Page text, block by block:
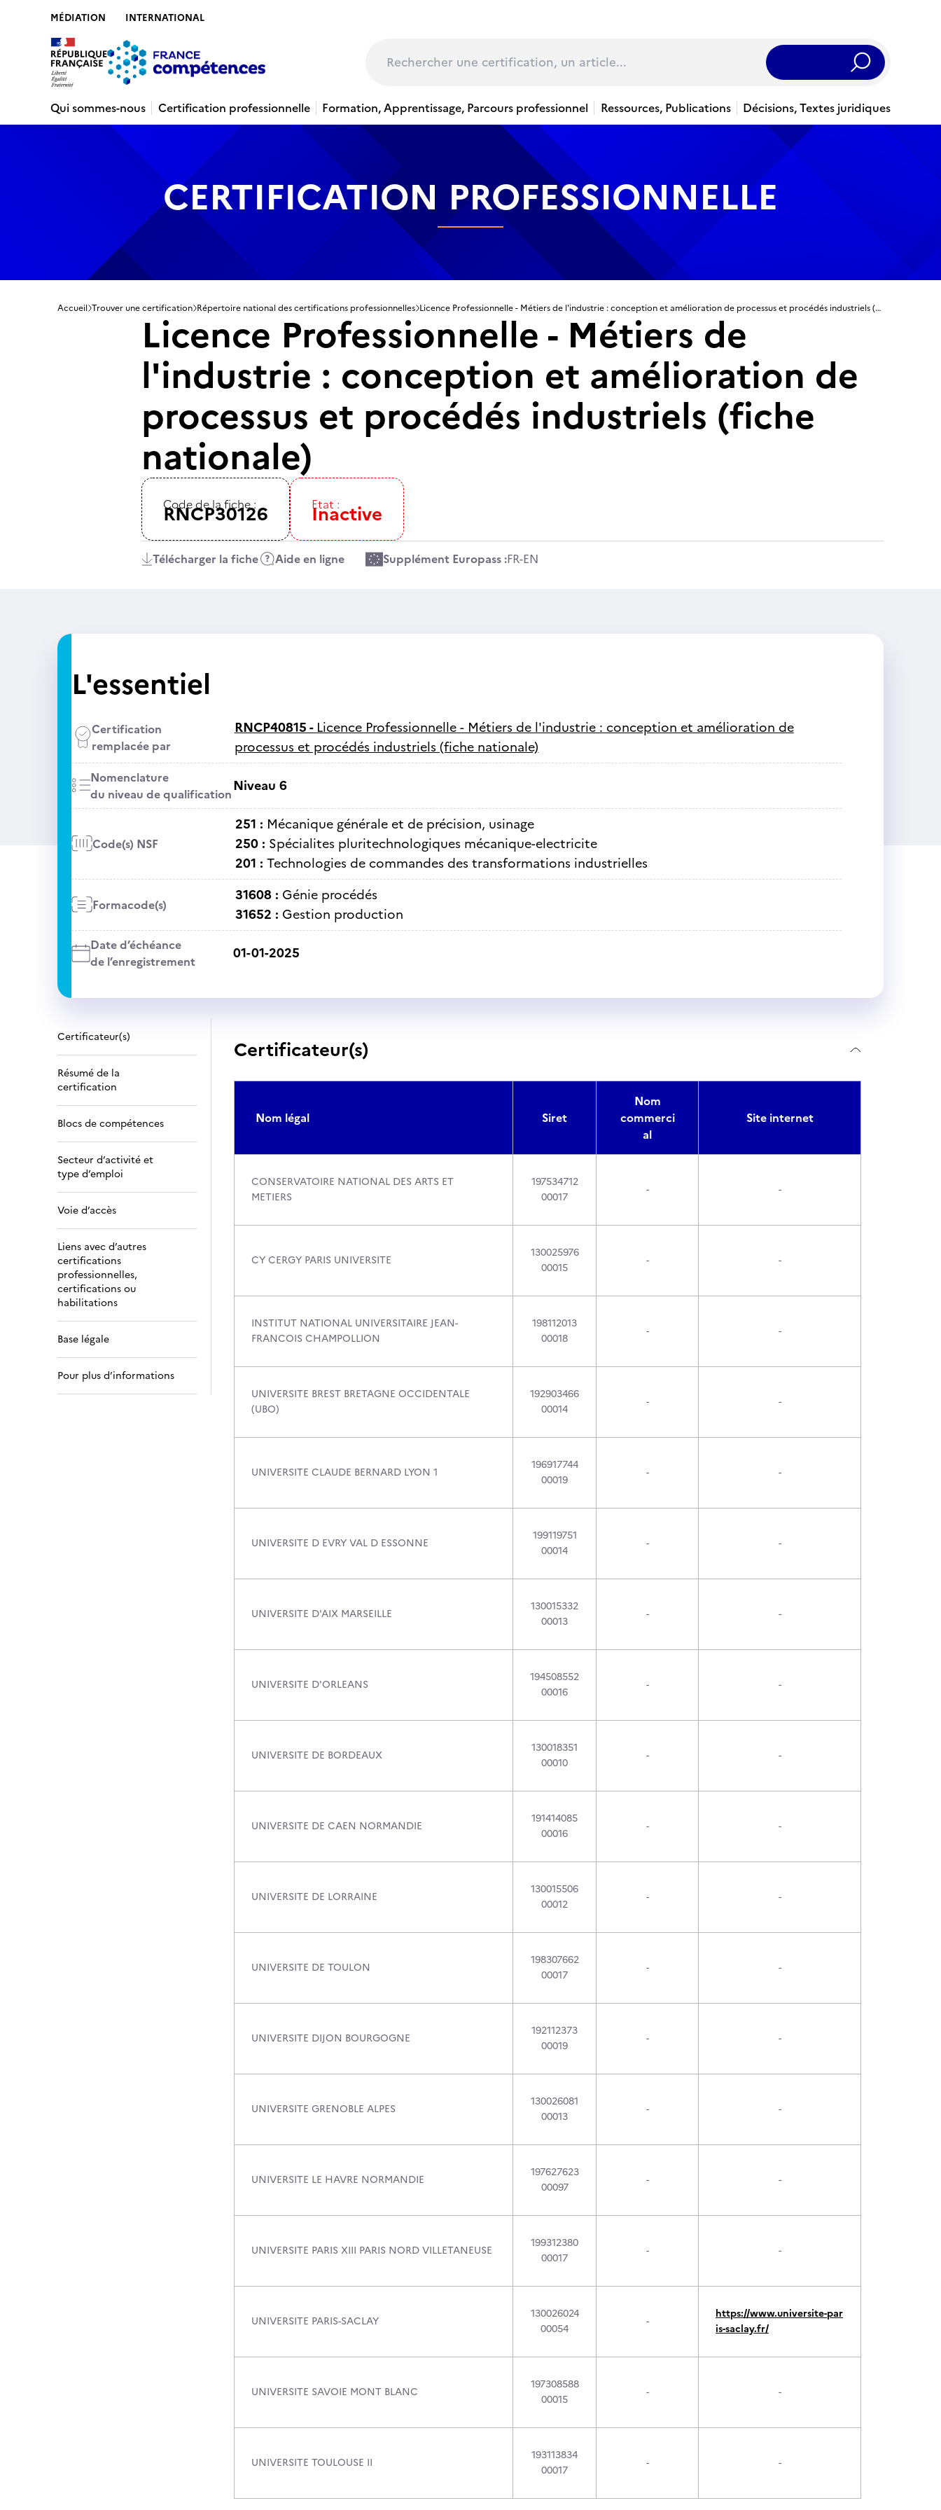
MÉDIATION INTERNATIONAL
Rechercher
Qui sommes-nous
Certification professionnelle Formation, Apprentissage, Parcours professionnel Ressources, Publications Décisions, Textes juridiques
CERTIFICATION PROFESSIONNELLE
Accueil Trouver une certification Répertoire national des certifications professionnelles Licence Professionnelle - Métiers de l'industrie : conception et amélioration de processus et procédés industriels (fiche nationale)
Licence Professionnelle - Métiers de
l'industrie : conception et amélioration de
processus et procédés industriels (fiche
nationale)
Code de la fiche :
RNCP30126 Etat :
Inactive
Télécharger la fiche Aide en ligne Supplément Europass :FR-EN
L'essentiel
Certification
remplacée par
RNCP40815 - Licence Professionnelle - Métiers de l'industrie : conception et amélioration de
processus et procédés industriels (fiche nationale)
Nomenclature
du niveau de qualificationNiveau 6
Code(s) NSF
251 : Mécanique générale et de précision, usinage
250 : Spécialites pluritechnologiques mécanique-electricite
201 : Technologies de commandes des transformations industrielles
Formacode(s)
31608 : Génie procédés
31652 : Gestion production
Date d’échéance
de l’enregistrement
01-01-2025
Certificateur(s)
Résumé de la
certification
Blocs de compétences
Secteur d’activité et
type d’emploi
Voie d’accès
Liens avec d’autres
certifications
professionnelles,
certifications ou
habilitations
Base légale
Pour plus d’informations
Certificateur(s)
Nom légal Siret
Nom
commerci
al
Site internet
CONSERVATOIRE NATIONAL DES ARTS ET
METIERS
197534712
00017
- -
CY CERGY PARIS UNIVERSITE
130025976
00015
- -
INSTITUT NATIONAL UNIVERSITAIRE JEAN-
FRANCOIS CHAMPOLLION
198112013
00018
- -
UNIVERSITE BREST BRETAGNE OCCIDENTALE
(UBO)
192903466
00014
- -
UNIVERSITE CLAUDE BERNARD LYON 1
196917744
00019
- -
UNIVERSITE D EVRY VAL D ESSONNE
199119751
00014
- -
UNIVERSITE D'AIX MARSEILLE
130015332
00013
- -
UNIVERSITE D'ORLEANS
194508552
00016
- -
UNIVERSITE DE BORDEAUX
130018351
00010
- -
UNIVERSITE DE CAEN NORMANDIE
191414085
00016
- -
UNIVERSITE DE LORRAINE
130015506
00012
- -
UNIVERSITE DE TOULON
198307662
00017
- -
UNIVERSITE DIJON BOURGOGNE
192112373
00019
- -
UNIVERSITE GRENOBLE ALPES
130026081
00013
- -
UNIVERSITE LE HAVRE NORMANDIE
197627623
00097
- -
UNIVERSITE PARIS XIII PARIS NORD VILLETANEUSE
199312380
00017
- -
UNIVERSITE PARIS-SACLAY
130026024
00054
-
https://www.universite-par
is-saclay.fr/
UNIVERSITE SAVOIE MONT BLANC
197308588
00015
- -
UNIVERSITE TOULOUSE II
193113834
00017
- -